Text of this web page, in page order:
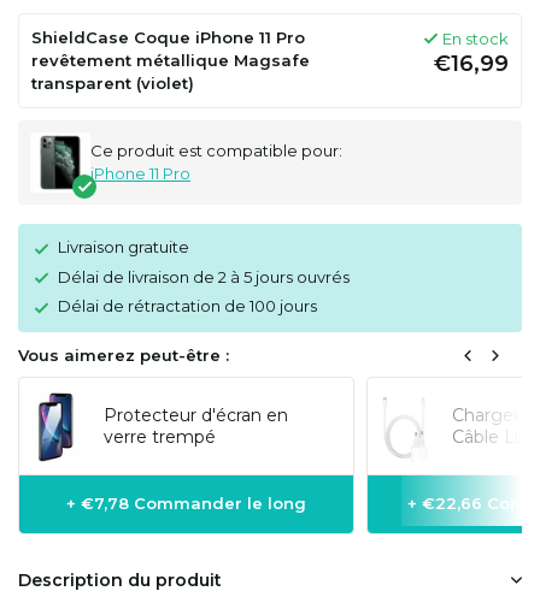
ShieldCase Coque iPhone 11 Pro
revêtement métallique Magsafe
transparent (violet)
En stock
€16,99
Ce produit est compatible pour:
iPhone 11 Pro
Livraison gratuite
Délai de livraison de 2 à 5 jours ouvrés
Délai de rétractation de 100 jours
Vous aimerez peut-être :
Protecteur d'écran en
verre trempé
+ €7,78 Commander le long
Chargeur
Câble
+ €22,66
Description du produit